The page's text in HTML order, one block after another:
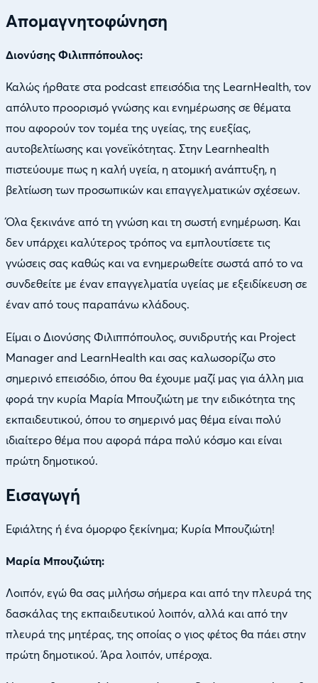
Απομαγνητοφώνηση
Διονύσης Φιλιππόπουλος:
Καλώς ήρθατε στα podcast επεισόδια της LearnHealth, τον
απόλυτο προορισμό γνώσης και ενημέρωσης σε θέματα
που αφορούν τον τομέα της υγείας, της ευεξίας,
αυτοβελτίωσης και γονεϊκότητας. Στην Learnhealth
πιστεύουμε πως η καλή υγεία, η ατομική ανάπτυξη, η
βελτίωση των προσωπικών και επαγγελματικών σχέσεων.
Όλα ξεκινάνε από τη γνώση και τη σωστή ενημέρωση. Και
δεν υπάρχει καλύτερος τρόπος να εμπλουτίσετε τις
γνώσεις σας καθώς και να ενημερωθείτε σωστά από το να
συνδεθείτε με έναν επαγγελματία υγείας με εξειδίκευση σε
έναν από τους παραπάνω κλάδους.
Είμαι ο Διονύσης Φιλιππόπουλος, συνιδρυτής και Project
Manager and LearnHealth και σας καλωσορίζω στο
σημερινό επεισόδιο, όπου θα έχουμε μαζί μας για άλλη μια
φορά την κυρία Μαρία Μπουζιώτη με την ειδικότητα της
εκπαιδευτικού, όπου το σημερινό μας θέμα είναι πολύ
ιδιαίτερο θέμα που αφορά πάρα πολύ κόσμο και είναι
πρώτη δημοτικού.
Εισαγωγή
Εφιάλτης ή ένα όμορφο ξεκίνημα; Κυρία Μπουζιώτη!
Μαρία Μπουζιώτη:
Λοιπόν, εγώ θα σας μιλήσω σήμερα και από την πλευρά της
δασκάλας της εκπαιδευτικού λοιπόν, αλλά και από την
πλευρά της μητέρας, της οποίας ο γιος φέτος θα πάει στην
πρώτη δημοτικού. Άρα λοιπόν, υπέροχα.